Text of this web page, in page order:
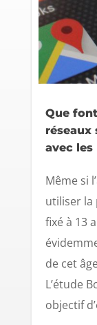
Que
réseaux
avec les
Même si
utiliser la
fixé à 13
de cet
L’étude
objectif